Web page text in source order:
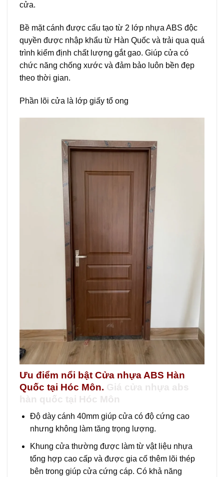
cửa.
Bề mặt cánh được cấu tạo từ 2 lớp nhựa ABS độc
quyền được nhập khẩu từ Hàn Quốc và trải qua quá
trình kiểm định chất lượng gắt gao. Giúp cửa có
chức năng chống xước và đảm bảo luôn bền đẹp
theo thời gian.
Phần lõi cửa là lớp giấy tổ ong
Ưu điểm nổi bật Cửa nhựa ABS Hàn
Quốc tại Hóc Môn. Giá cửa nhựa abs
hàn quốc tại Hóc Môn
Độ dày cánh 40mm giúp cửa có độ cứng cao
nhưng không làm tăng trọng lượng.
Khung cửa thường được làm từ vật liệu nhựa
tổng hợp cao cấp và được gia cố thêm lõi thép
bên trong giúp cửa cứng cáp. Có khả năng